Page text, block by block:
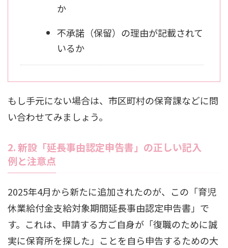
か
不承諾（保留）の理由が記載されて
いるか
もし手元にない場合は、市区町村の保育課などに問
い合わせてみましょう。
2. 新設「延長事由認定申告書」の正しい記入
例と注意点
2025年4月から新たに追加されたのが、この「育児
休業給付金支給対象期間延長事由認定申告書」で
す。これは、申請する方ご自身が「復職のために誠
実に保育所を探した」ことを自ら申告するための大